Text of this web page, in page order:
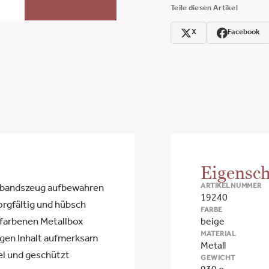
Teile diesen Artikel
X Facebook
aufbewahren
und hübsch
Metallbox
Inhalt aufmerksam
und geschützt
ARTIKELNUMMER
19240
FARBE
beige
MATERIAL
Metall
GEWICHT